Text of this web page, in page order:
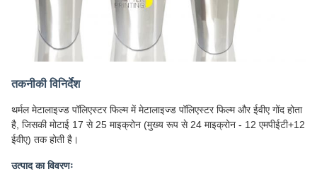
तकनीकी विनिर्देश
थर्मल मेटालाइज्ड पॉलिएस्टर फिल्म में मेटालाइज्ड पॉलिएस्टर फिल्म और ईवीए गोंद होता
है, जिसकी मोटाई 17 से 25 माइक्रोन (मुख्य रूप से 24 माइक्रोन - 12 एमपीईटी+12
ईवीए) तक होती है।
उत्पाद का विवरणः